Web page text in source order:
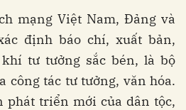
mạng Việt Nam, Đảng và
định báo chí, xuất bản,
tư tưởng sắc bén, là bộ
công tác tư tưởng, văn hóa.
phát triển mới của dân tộc,